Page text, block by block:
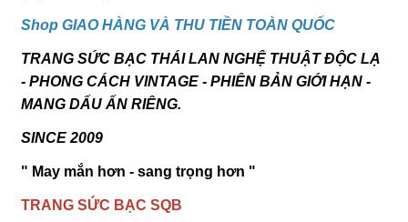
Shop GIAO HÀNG VÀ THU TIỀN TOÀN QUỐC
TRANG SỨC BẠC THÁI LAN NGHỆ THUẬT ĐỘC LẠ
- PHONG CÁCH VINTAGE - PHIÊN BẢN GIỚI HẠN -
MANG DẤU ẤN RIÊNG.
SINCE 2009
" May mắn hơn - sang trọng hơn "
TRANG SỨC BẠC SQB